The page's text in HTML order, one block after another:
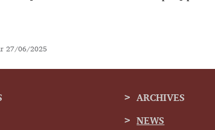
27/06/2025
ARCHIVES
NEWS